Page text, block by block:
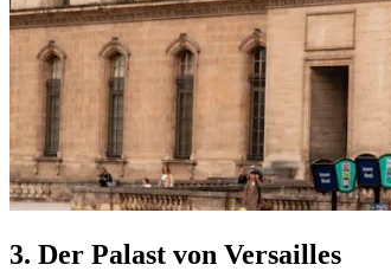
3. Der Palast von Versailles